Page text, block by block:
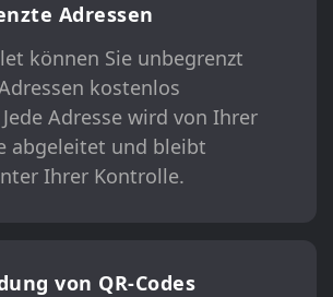
Adressen
können Sie unbegrenzt
kostenlos
Adresse wird von Ihrer
abgeleitet und bleibt
Ihrer Kontrolle.
von QR-Codes